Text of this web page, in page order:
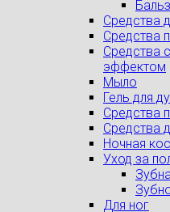
Средства
Средства
Cредства
эффектом
Мыло
Гель для
Средства
Средства
Ночная
Уход за
Для ног